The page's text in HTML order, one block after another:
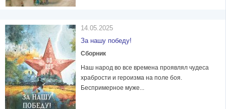
14.05.2025
За нашу победу!
Сборник
Наш народ во все времена проявлял чудеса
храбрости и героизма на поле боя.
Беспримерное муже...